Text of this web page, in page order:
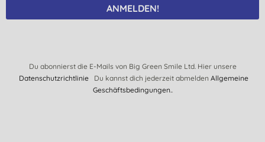
ANMELDEN!
Du abonnierst die E-Mails von Big Green Smile Ltd. Hier unsere
DatenschutzrichtlinieDu kannst dich jederzeit abmelden Allgemeine
Geschäftsbedingungen..